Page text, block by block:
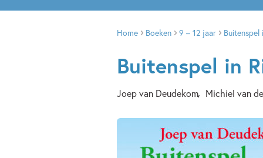
Home Boeken 9 – 12 jaar Buitenspel
Buitenspel in
Joep van Deudekom Michiel van